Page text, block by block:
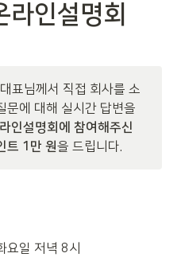
라인설명회
표님께서 직접 회사를 소
문에 대해 실시간 답변을
인설명회에 참여해주신
트 1만 원을 드립니다.
일 저녁 8시